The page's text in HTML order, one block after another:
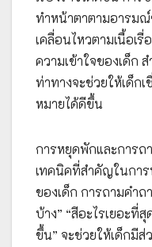
ทำหน้าตาตามอารม
เคลื่อนไหวตามเนื้อเ
ความเข้าใจของเด็ก
ท่าทางจะช่วยให้เด็ก
หมายได้ดีขึ้น
การหยุดพักและการถ
เทคนิคที่สำคัญในกา
ของเด็ก การถามคำถ
บ้าง” “สีอะไรเยอะที่
ขึ้น” จะช่วยให้เด็กมี